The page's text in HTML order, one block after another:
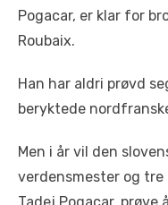
Pogacar, er klar for
Roubaix.
Han har aldri prøvd
beryktede
Men i år vil den
verdensmester og tre